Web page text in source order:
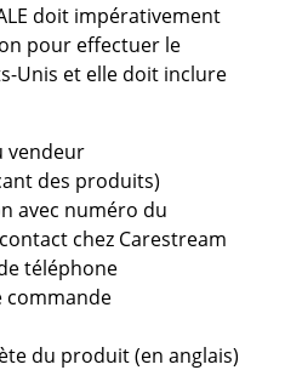
doit impérativement
pour effectuer le
Unis et elle doit inclure
vendeur
des produits)
avec numéro du
chez Carestream
téléphone
commande
du produit (en anglais)